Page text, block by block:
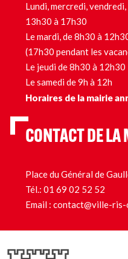
Lundi, mercredi,
13h30 à 17h30
Le mardi, de 8h30 à
(17h30 pendant les
Le jeudi de 8h30 à 12h30
Le samedi de 9h à 12h
Horaires de la mairie
CONTACT DE LA
Place du Général de
Tél.: 01 69 02 52 52
Email : contact@ville-